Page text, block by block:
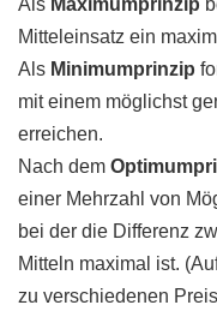
Als Maximumprinzip
Mitteleinsatz ein
Als Minimumprinzip
mit einem möglichst
erreichen.
Nach dem
einer Mehrzahl von
bei der die Differenz
Mitteln maximal ist.
zu verschiedenen